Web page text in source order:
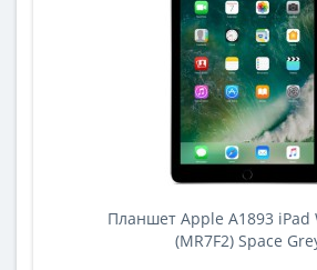
Планшет Apple A1893 iPad
(MR7F2) Space